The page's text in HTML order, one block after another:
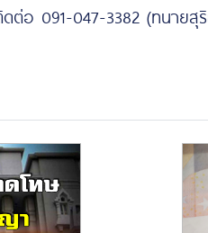
091-047-3382 (ทนายสุริ